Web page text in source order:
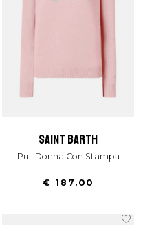
saint barth
Pull Donna Con Stampa
€ 187.00